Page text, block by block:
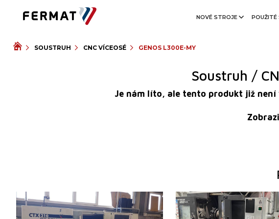
NOVÉ STROJE POUŽITÉ
SOUSTRUH CNC VÍCEOSÉ GENOS L300E-MY
Soustruh /
Je nám líto, ale tento produkt již
Rok výroby:
2005
Řídící systém
ano
Rok výroby:
2015
Řídící systém
ano